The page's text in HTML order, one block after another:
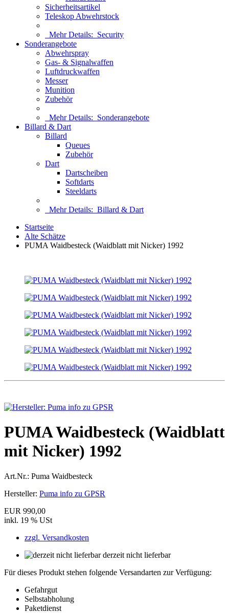
Sicherheitsartikel
Teleskop Abwehrstock
Mehr Details: Security
Sonderangebote
Abwehrspray
Gas- & Signalwaffen
Luftdruckwaffen
Messer
Munition
Zubehör
Mehr Details: Sonderangebote
Billard & Dart
Billard
Queues
Zubehör
Dart
Dartscheiben
Softdarts
Steeldarts
Mehr Details: Billard & Dart
Startseite
Alte Schätze
PUMA Waidbesteck (Waidblatt mit Nicker) 1992
PUMA Waidbesteck (Waidblatt
mit Nicker) 1992
Art.Nr.: Puma Waidbesteck
Hersteller: Puma info zu GPSR
EUR 990,00
inkl. 19 % USt
zzgl. Versandkosten
derzeit nicht lieferbar
Für dieses Produkt stehen folgende Versandarten zur Verfügung:
Gefahrgut
Selbstabholung
Paketdienst